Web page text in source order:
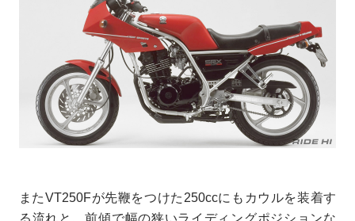
またVT250Fが先鞭をつけた250ccにもカウルを装着す